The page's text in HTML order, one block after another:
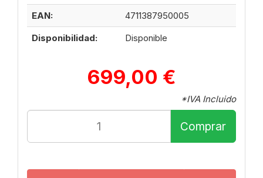
EAN:
4711387950005
Disponibilidad:
Disponible
699,00 €
*IVA Incluido
Comprar